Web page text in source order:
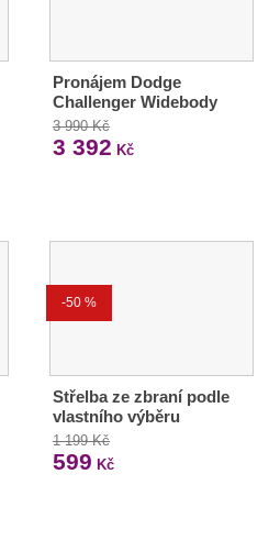
Pronájem Dodge
Challenger Widebody
3 990 Kč
3 392 Kč
-50 %
Střelba ze zbraní podle
vlastního výběru
1 199 Kč
599 Kč